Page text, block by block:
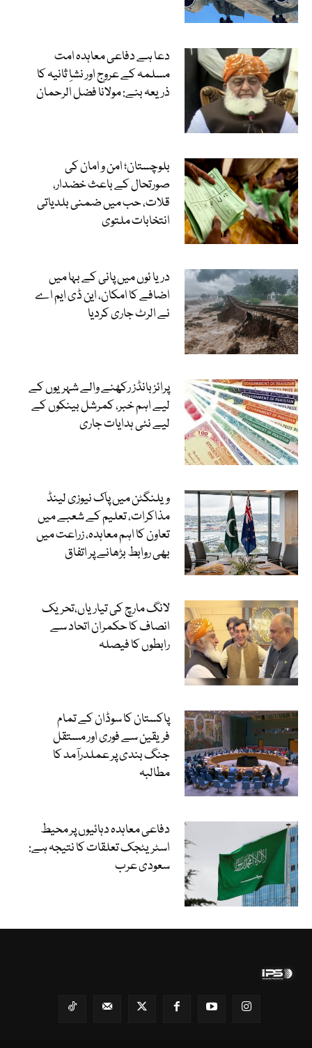
دعا ہے دفاعی معاہدہ امت
مسلمہ کے عروج اور نشاِ ثانیہ کا
ذریعہ بنے: مولانا فضل الرحمان
بلوچستان؛ امن و امان کی
صورتحال کے باعث خضدار،
قلات، حب میں ضمنی بلدیاتی
انتخابات ملتوی
دریا ئوں میں پانی کے بہا میں
اضافے کا امکان، این ڈی ایم اے
نے الرٹ جاری کردیا
پرائز بانڈز رکھنے والے شہریوں کے
لیے اہم خبر، کمرشل بینکوں کے
لیے نئی ہدایات جاری
ویلنگٹن میں پاک نیوزی لینڈ
مذاکرات، تعلیم کے شعبے میں
تعاون کا اہم معاہدہ، زراعت میں
بھی روابط بڑھانے پر اتفاق
لانگ مارچ کی تیاریاں،تحریک
انصاف کا حکمران اتحاد سے
رابطوں کا فیصلہ
پاکستان کا سوڈان کے تمام
فریقین سے فوری اور مستقل
جنگ بندی پر عملدرآمد کا
مطالبہ
دفاعی معاہدہ دہائیوں پر محیط
اسٹریٹجک تعلقات کا نتیجہ ہے:
سعودی عرب